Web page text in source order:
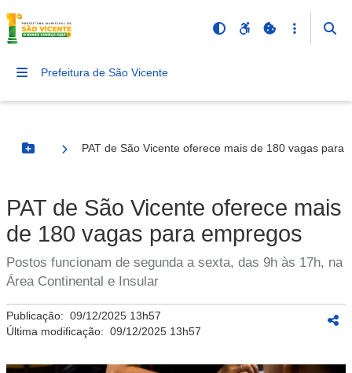
Prefeitura de São Vicente
Botão Menu
PAT de São Vicente oferece mais de 180 vagas para
PAT de São Vicente oferece mais
de 180 vagas para empregos
Postos funcionam de segunda a sexta, das 9h às 17h, na
Área Continental e Insular
Publicação: 09/12/2025 13h57
Última modificação: 09/12/2025 13h57